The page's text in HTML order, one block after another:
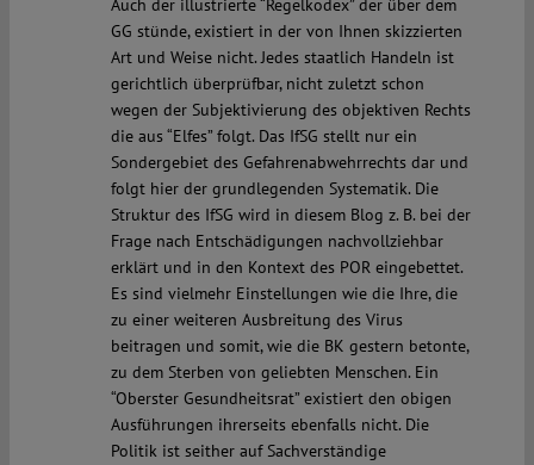
Auch der illustrierte “Regelkodex” der über dem
GG stünde, existiert in der von Ihnen skizzierten
Art und Weise nicht. Jedes staatlich Handeln ist
gerichtlich überprüfbar, nicht zuletzt schon
wegen der Subjektivierung des objektiven Rechts
die aus “Elfes” folgt. Das IfSG stellt nur ein
Sondergebiet des Gefahrenabwehrrechts dar und
folgt hier der grundlegenden Systematik. Die
Struktur des IfSG wird in diesem Blog z. B. bei der
Frage nach Entschädigungen nachvollziehbar
erklärt und in den Kontext des POR eingebettet.
Es sind vielmehr Einstellungen wie die Ihre, die
zu einer weiteren Ausbreitung des Virus
beitragen und somit, wie die BK gestern betonte,
zu dem Sterben von geliebten Menschen. Ein
“Oberster Gesundheitsrat” existiert den obigen
Ausführungen ihrerseits ebenfalls nicht. Die
Politik ist seither auf Sachverständige